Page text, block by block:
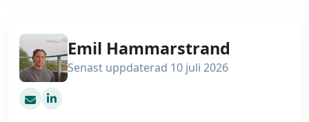
Emil Hammarstrand
Senast uppdaterad 10 juli 2026
emil@billån.se